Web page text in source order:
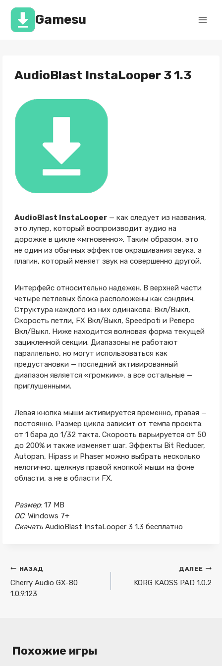
Перейти
содержимомуGamesu
AudioBlast InstaLooper 3 1.3
AudioBlast InstaLooper— как следует из названия,
это лупер, который воспроизводит аудио на
дорожке в цикле «мгновенно». Таким образом, это
не один из обычных эффектов окрашивания звука, а
плагин, который меняет звук на совершенно другой.
Интерфейс относительно надежен. В верхней части
четыре петлевых блока расположены как сэндвич.
Структура каждого из них одинакова: Вкл/Выкл,
Скорость петли, FX Вкл/Выкл, Speedpoti и Реверс
Вкл/Выкл. Ниже находится волновая форма текущей
зацикленной секции. Диапазоны не работают
параллельно, но могут использоваться как
предустановки — последний активированный
диапазон является «громким», а все остальные —
приглушенными.
Левая кнопка мыши активируется временно, правая —
постоянно. Размер цикла зависит от темпа проекта:
от 1 бара до 1/32 такта. Скорость варьируется от 50
до 200% и также изменяет шаг. Эффекты Bit Reducer,
Autopan, Hipass и Phaser можно выбрать несколько
нелогично, щелкнув правой кнопкой мыши на фоне
области, а не в области FX.
Размер: 17 MB
ОС: Windows 7+
Скачать AudioBlast InstaLooper 3 1.3 бесплатно
Навигация
по
записям
НАЗАД
Cherry Audio GX-80
1.0.9.123
ДАЛЕЕ
KORG KAOSS PAD 1.0.2
Похожие игры